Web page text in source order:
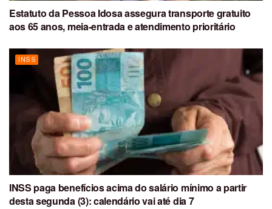
Estatuto da Pessoa Idosa assegura transporte gratuito
aos 65 anos, meia-entrada e atendimento prioritário
INSS
INSS paga benefícios acima do salário mínimo a partir
desta segunda (3): calendário vai até dia 7